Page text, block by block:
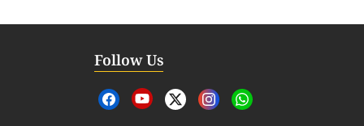
Follow Us